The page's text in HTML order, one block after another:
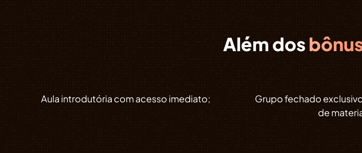
Além dos
Aula introdutória com acesso imediato;
Grupo fechado
de